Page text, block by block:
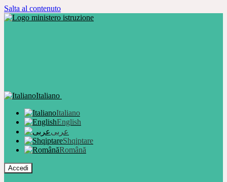
Salta al contenuto
Italiano
Italiano
English
عربى
Shqiptare
Română
Accedi